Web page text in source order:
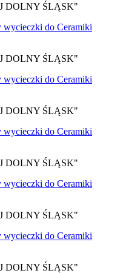
DOLNY ŚLĄSK"
DOLNY ŚLĄSK"
DOLNY ŚLĄSK"
DOLNY ŚLĄSK"
DOLNY ŚLĄSK"
DOLNY ŚLĄSK"